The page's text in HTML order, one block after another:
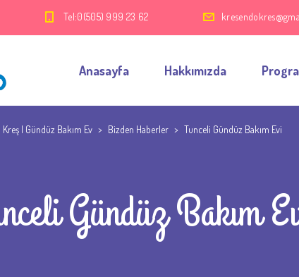
Tel:0(505) 999 23 62
Anasayfa Hakkımızda
| Gündüz Bakım Ev > Bizden Haberler > Tunceli Gündüz Bakım Evi
Gündüz Bakım